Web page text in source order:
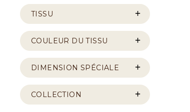
TISSU
COULEUR DU TISSU
DIMENSION SPÉCIALE
COLLECTION